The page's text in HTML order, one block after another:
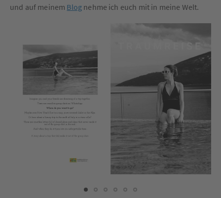
und auf meinem Blog nehme ich euch mit in meine Welt.